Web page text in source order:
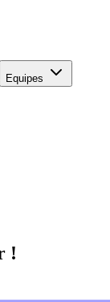
Equipes
!